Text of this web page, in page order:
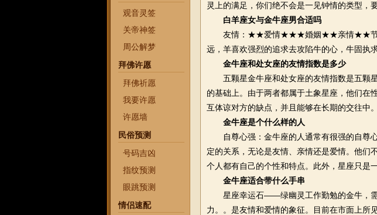
观音灵签
关帝神签
周公解梦
拜佛许愿
拜佛祈愿
我要许愿
许愿墙
民俗预测
号码吉凶
指纹预测
眼跳预测
情侣速配
灵上的满足，你们绝不会是一见钟情的类型，要
白羊座女与金牛座男合适吗
友情：★★爱情★★★婚姻★★亲情★★节奏一
远，羊喜欢强烈的追求去攻陷牛的心，牛固执
金牛座和处女座的友情指数是多少
五颗星金牛座和处女座的友情指数是五颗星
的基础上。由于两者都属于土象星座，他们在
互体谅对方的缺点，并且能够在长期的交往中。
金牛座是个什么样的人
自尊心强：金牛座的人通常有很强的自尊心
定的关系，无论是友情、亲情还是爱情。他们
个人都有自己的个性和特点。此外，星座只是一
金牛座适合带什么手串
星座幸运石——绿幽灵工作勤勉的金牛，需
力。。是友情和爱情的象征。目前在市面上所